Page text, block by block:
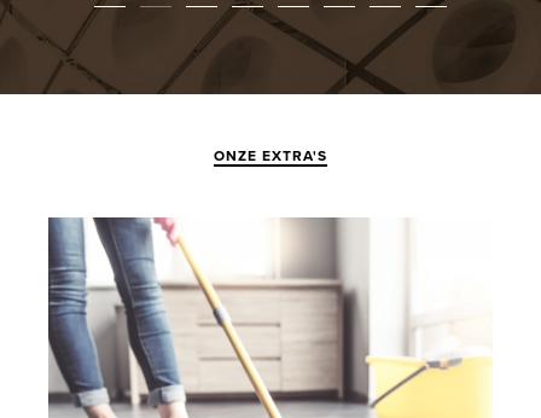
ONZE EXTRA'S